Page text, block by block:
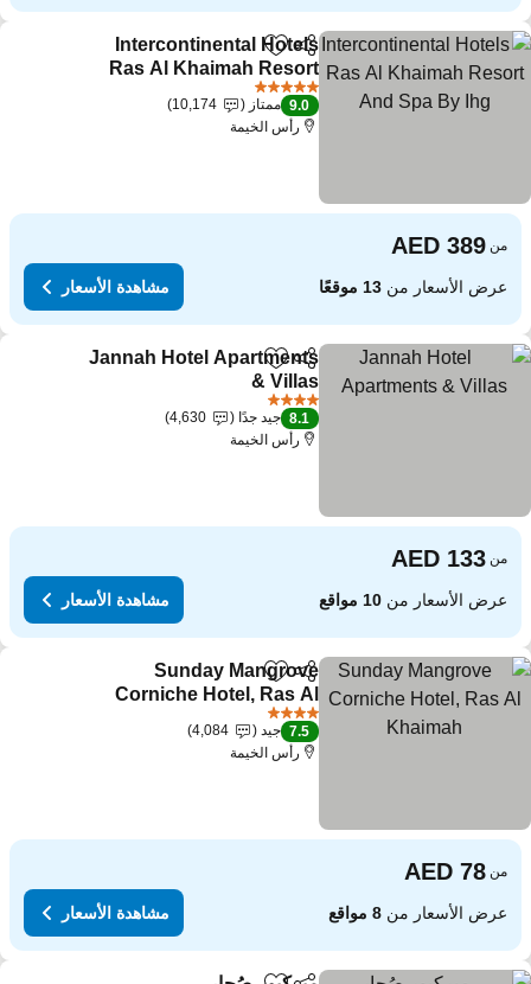
مشاركةAdd to favorites
Intercontinental Hotels
Ras Al Khaimah Resort
And Spa By Ihg
9.0 ممتاز
10,174
رأس الخيمة
من
عرض الأسعار من13 موقعًا مشاهدة الأسعار
مشاركةAdd to favorites
Jannah Hotel Apartments
& Villas
8.1 جيد جدًا
4,630
رأس الخيمة
من
عرض الأسعار من10 مواقع مشاهدة الأسعار
مشاركةAdd to favorites
Sunday Mangrove
Corniche Hotel, Ras Al
Khaimah
7.5 جيد
4,084
رأس الخيمة
من
عرض الأسعار من8 مواقع مشاهدة الأسعار